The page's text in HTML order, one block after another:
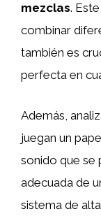
mezclas.
combinar
también es
perfecta en
Además,
juegan un
sonido que se
adecuada de
sistema de